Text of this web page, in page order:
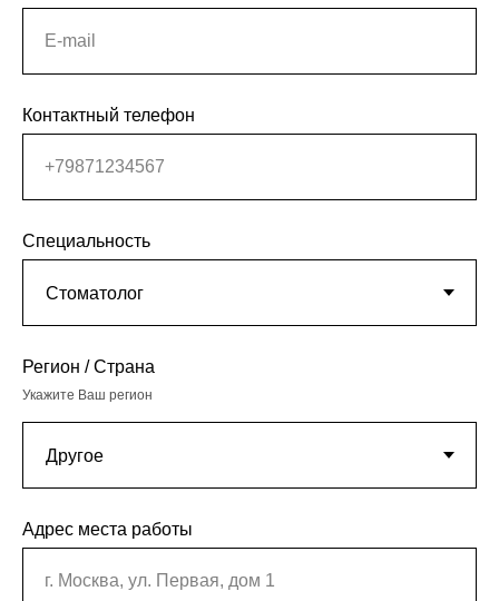
E-mail
Контактный телефон
+79871234567
Специальность
Регион / Страна
Укажите Ваш регион
Адрес места работы
г. Москва, ул. Первая, дом 1